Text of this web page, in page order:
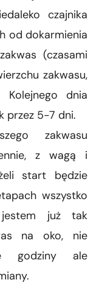
czajnika
od dokarmienia
(czasami
zakwasu,
dnia
przez 5-7 dni.
zakwasu
z wagą i
start będzie
wszystko
już tak
na oko, nie
godziny ale